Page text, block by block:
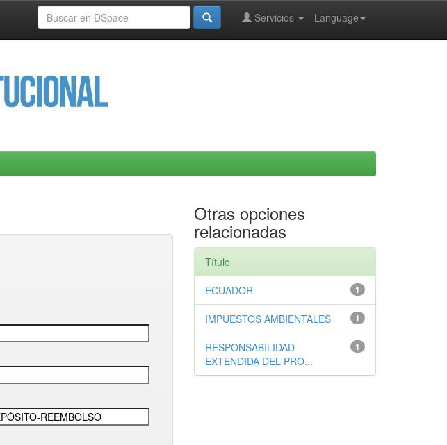
Language
Servicios
Otras opciones
relacionadas
Título
1
ECUADOR
1
IMPUESTOS AMBIENTALES
1
RESPONSABILIDAD
EXTENDIDA DEL PRO...